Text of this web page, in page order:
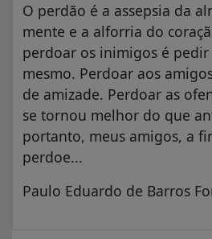
O perdão é a assepsia da
mente e a alforria do
perdoar os inimigos é
mesmo. Perdoar aos
de amizade. Perdoar as
se tornou melhor do que
portanto, meus amigos, a
perdoe...
Paulo Eduardo de Barros